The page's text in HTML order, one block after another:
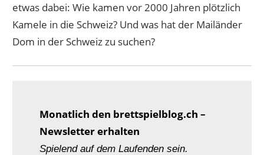
etwas dabei: Wie kamen vor 2000 Jahren plötzlich
Kamele in die Schweiz? Und was hat der Mailänder
Dom in der Schweiz zu suchen?
Monatlich den brettspielblog.ch –
Newsletter erhalten
Spielend auf dem Laufenden sein.